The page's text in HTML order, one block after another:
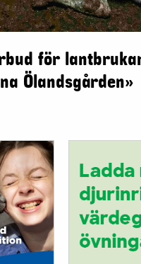
för
Ölandsgården»